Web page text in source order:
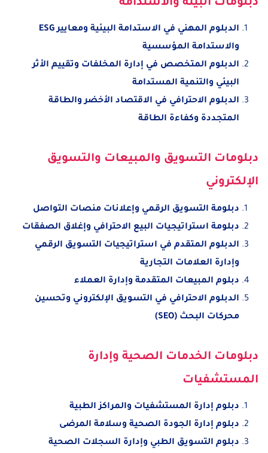
الدبلوم المهني في الاستدامة البيئية ومعايير ESG
والاستدامة المؤسسية
الدبلوم المتخصص في إدارة المخلفات وتقييم الأثر
البيئي والتنمية المستدامة
الدبلوم الاحترافي في الاقتصاد الأخضر والطاقة
المتجددة وكفاءة الطاقة
دبلومات التسويق والمبيعات والتسويق
الإلكتروني
دبلومة التسويق الرقمي وإعلانات منصات التواصل
دبلومة استراتيجيات البيع الاحترافي وإغلاق الصفقات
الدبلوم المتقدم في استراتيجيات التسويق الرقمي
وإدارة العلامات التجارية
دبلوم المبيعات المتقدمة وإدارة العملاء
الدبلوم الاحترافي في التسويق الإلكتروني وتحسين
محركات البحث (SEO)
دبلومات الخدمات الصحية وإدارة
المستشفيات
دبلوم إدارة المستشفيات والمراكز الطبية
دبلوم إدارة الجودة الصحية وسلامة المرضى
دبلوم التسويق الطبي وإدارة السجلات الصحية